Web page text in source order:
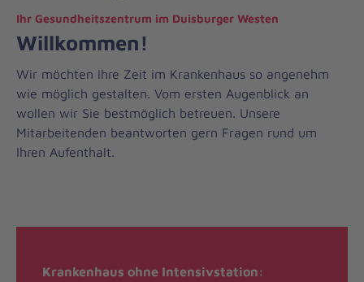
Willkommen!
Ihr Gesundheitszentrum im Duisburger Westen
Wir möchten Ihre Zeit im Krankenhaus so angenehm
wie möglich gestalten. Vom ersten Augenblick an
wollen wir Sie bestmöglich betreuen. Unsere
Mitarbeitenden beantworten gern Fragen rund um
Ihren Aufenthalt.
Krankenhaus ohne Intensivstation: